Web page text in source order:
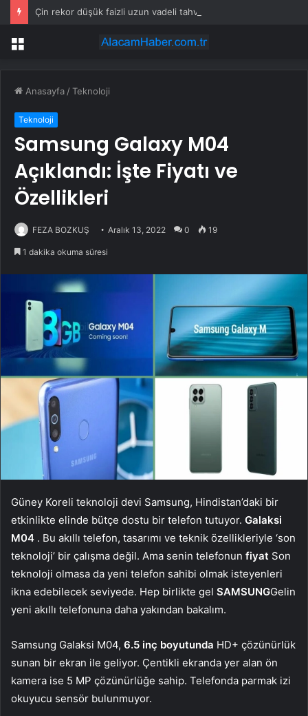
Çin rekor düşük faizli uzun vadeli tahvil sattı
Menü
Anasayfa /Teknoloji
Teknoloji
Samsung Galaxy M04
Açıklandı: İşte Fiyatı ve
Özellikleri
FEZA BOZKUŞ Aralık 13, 2022 0 19
1 dakika okuma süresi
Güney Koreli teknoloji devi Samsung, Hindistan’daki bir
etkinlikte elinde bütçe dostu bir telefon tutuyor. Galaksi
M04 . Bu akıllı telefon, tasarımı ve teknik özellikleriyle ‘son
teknoloji’ bir çalışma değil. Ama senin telefonun fiyat Son
teknoloji olmasa da yeni telefon sahibi olmak isteyenleri
ikna edebilecek seviyede. Hep birlikte gel SAMSUNGGelin
yeni akıllı telefonuna daha yakından bakalım.
Samsung Galaksi M04, 6.5 inç boyutunda HD+ çözünürlük
sunan bir ekran ile geliyor. Çentikli ekranda yer alan ön
kamera ise 5 MP çözünürlüğe sahip. Telefonda parmak izi
okuyucu sensör bulunmuyor.